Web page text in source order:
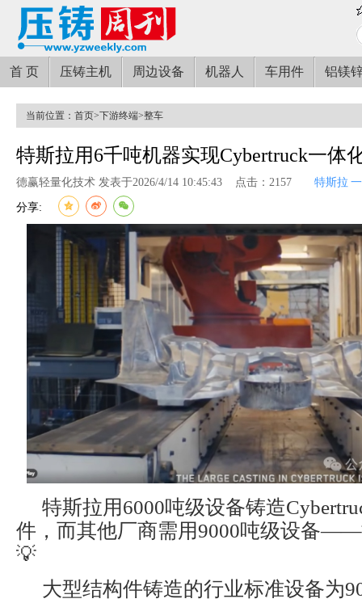
首 页 压铸主机 周边设备 机器人 车用件 铝镁
当前位置： 首页>下游终端>整车
特斯拉用6千吨机器实现Cybertruck一体
德赢轻量化技术 发表于2026/4/14 10:45:43 点击：2157 特斯拉
分享:
特斯拉用6000吨级设备铸造
件，而其他厂商需用9000吨级设备
💡
大型结构件铸造的行业标准设备为